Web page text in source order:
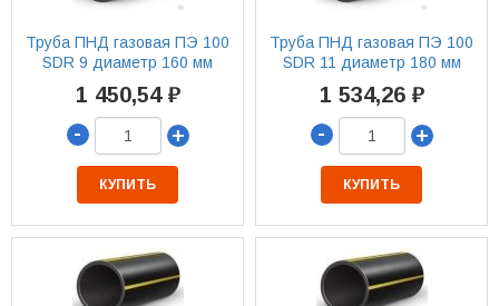
Труба ПНД газовая ПЭ 100
SDR 9 диаметр 160 мм
1 450,54 ₽
-
+
КУПИТЬ
Труба ПНД газовая ПЭ 100
SDR 11 диаметр 180 мм
1 534,26 ₽
-
+
КУПИТЬ